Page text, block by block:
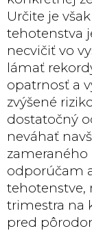
Určite je
tehotenstva
necvičiť vo
lámať
opatrnosť a
zvýšené
dostatočný
neváhať
odporúčam
tehotenstve,
trimestra na
pred